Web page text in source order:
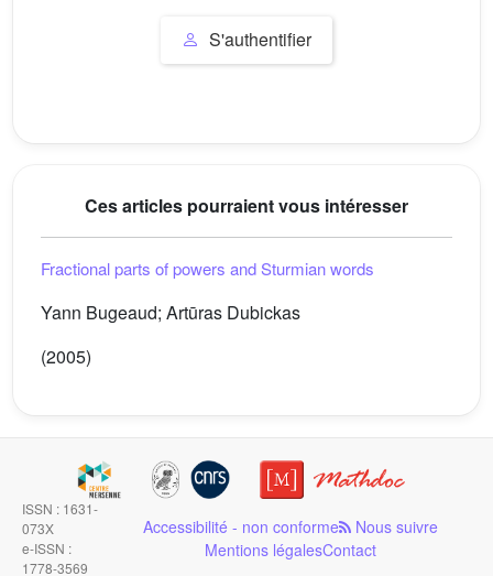
S'authentifier
Ces articles pourraient vous intéresser
Fractional parts of powers and Sturmian words
Yann Bugeaud; Artūras Dubickas
(2005)
ISSN : 1631-
073X
e-ISSN :
1778-3569
Accessibilité - non conforme Nous suivre
Mentions légalesContact